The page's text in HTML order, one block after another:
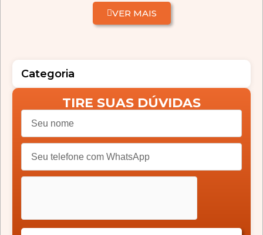
Categoria
TIRE SUAS DÚVIDAS
VER MAIS